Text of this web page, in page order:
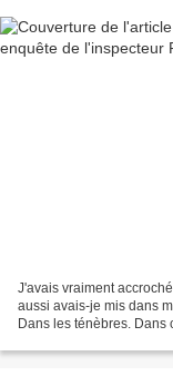
J'avais vraiment
aussi avais-je mis dans
Dans les ténèbres. Dans